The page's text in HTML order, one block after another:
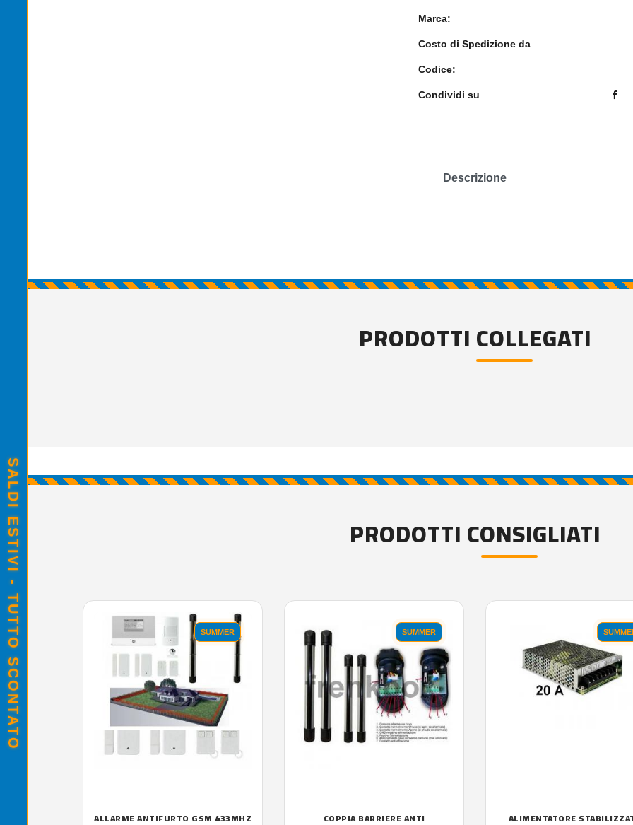
Marca:
Costo di Spedizione da
Codice:
Condividi su
Descrizione
PRODOTTI COLLEGATI
PRODOTTI CONSIGLIATI
SUMMER
ALLARME ANTIFURTO GSM 433MHZ
SUMMER
COPPIA BARRIERE ANTI ALIMENTATORE
SALDI ESTIVI - TUTTO SCONTATO